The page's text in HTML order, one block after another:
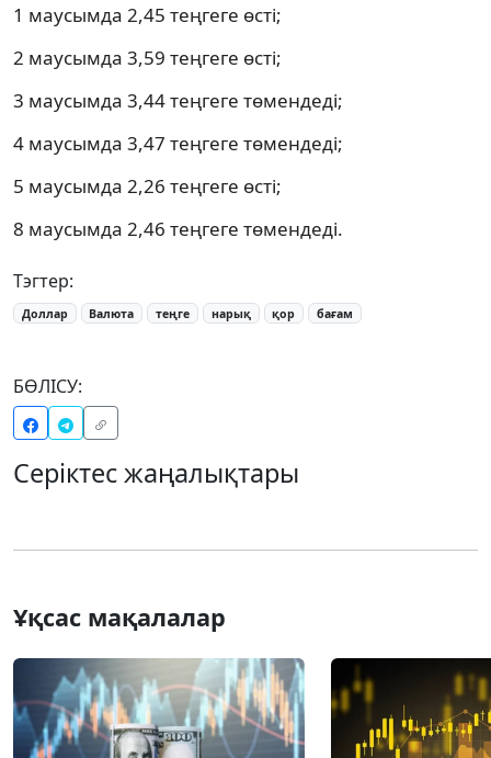
1 маусымда 2,45 теңгеге өсті;
2 маусымда 3,59 теңгеге өсті;
3 маусымда 3,44 теңгеге төмендеді;
4 маусымда 3,47 теңгеге төмендеді;
5 маусымда 2,26 теңгеге өсті;
8 маусымда 2,46 теңгеге төмендеді.
Тэгтер:
Доллар Валюта теңге нарық қор бағам
БӨЛІСУ:
Серіктес жаңалықтары
Ұқсас мақалалар